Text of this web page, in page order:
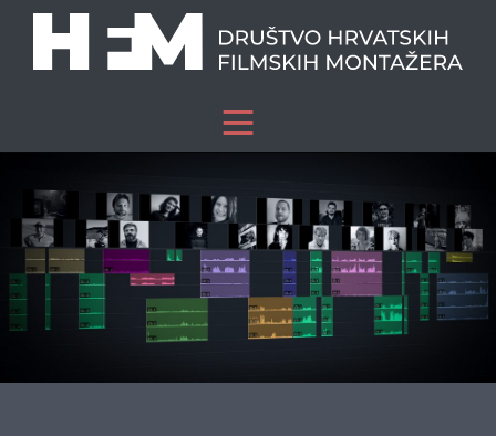
O NAMA
AKTUALNO
ČLANOVI
KONTAKT